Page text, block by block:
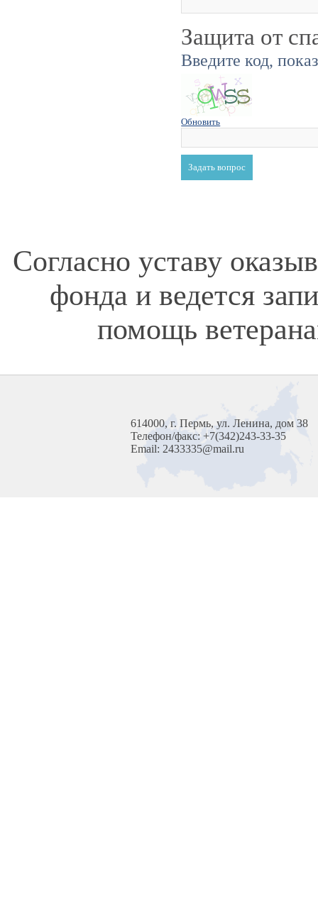
Защита от
Введите код,
Обновить
Согласно уставу
фонда и ведется
помощь
614000, г. Пермь, ул. Ленина, дом 38
Телефон/факс: +7(342)243-33-35
Email: 2433335@mail.ru